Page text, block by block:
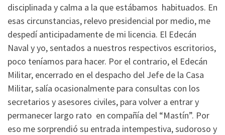
disciplinada y calma a la que estábamos habituados. En
esas circunstancias, relevo presidencial por medio, me
despedí anticipadamente de mi licencia. El Edecán
Naval y yo, sentados a nuestros respectivos escritorios,
poco teníamos para hacer. Por el contrario, el Edecán
Militar, encerrado en el despacho del Jefe de la Casa
Militar, salía ocasionalmente para consultas con los
secretarios y asesores civiles, para volver a entrar y
permanecer largo rato en compañía del “Mastín”. Por
eso me sorprendió su entrada intempestiva, sudoroso y